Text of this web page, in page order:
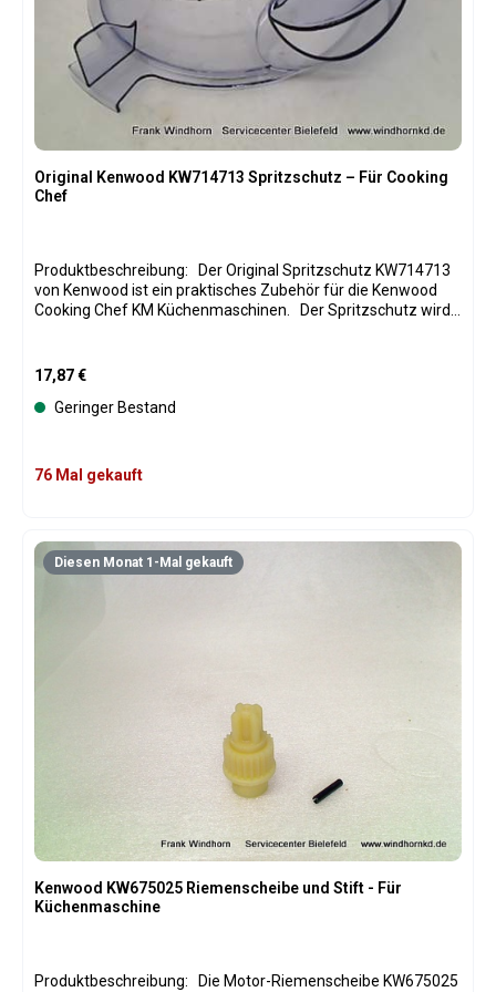
Original Kenwood KW714713 Spritzschutz – Für Cooking
Chef
Produktbeschreibung: Der Original Spritzschutz KW714713
von Kenwood ist ein praktisches Zubehör für die Kenwood
Cooking Chef KM Küchenmaschinen. Der Spritzschutz wird
Gleichzeitig ermöglicht er das einfache Hinzufügen von
Flüssigkeiten oder Zutaten während des Betriebs. Hergestellt
aus robustem, transparentem Kunststoff, ist der
Original-Ersatzteil gewährleistet der KW714713 Spritzschutz
eine optimale Passform und eine sichere Handhabung
Original-Teilenummer: KW714713 Typ: Spritzschutz für
Rührschüssel Material: Robuster, transparenter Kunststoff
Regulärer Preis:
17,87 €
Geringer Bestand
76 Mal gekauft
Diesen Monat 1-Mal gekauft
Kenwood KW675025 Riemenscheibe und Stift - Für
Küchenmaschine
Produktbeschreibung: Die Motor-Riemenscheibe KW675025